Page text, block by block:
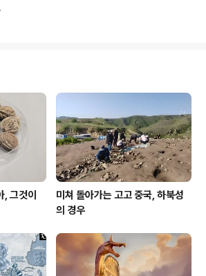
게 흘리고 다니는지 알다가
그것이
미쳐 돌아가는 고고 중국, 하북성
의 경우